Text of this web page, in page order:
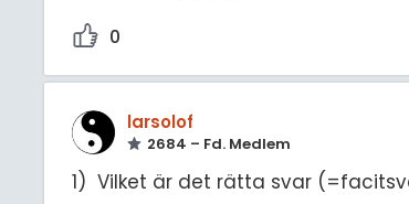
0
larsolof
2684 – Fd. Medlem
1) Vilket är det rätta svar